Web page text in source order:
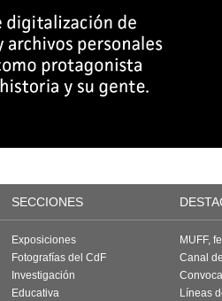
SECCIONES
Exposiciones
Fotografías del CdF
Investigación
Educativa
MUFF,
Canal
Líneas